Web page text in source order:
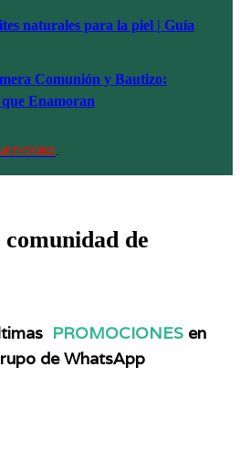
naturales para la piel | Guía
Comunión y Bautizo:
Enamoran
.
de
PROMOCIONESen
de WhatsApp